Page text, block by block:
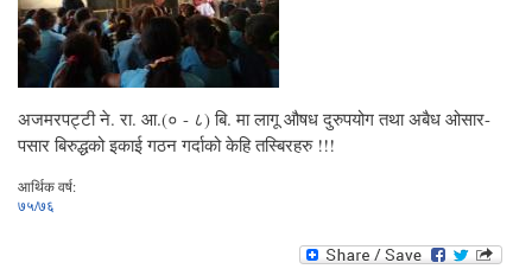
अजमरपट्टी ने. रा. आ.(० - ८) बि. मा लागू औषध दुरुपयोग तथा अबैध ओसार-
पसार बिरुद्धको इकाई गठन गर्दाको केहि तस्बिरहरु !!!
आर्थिक वर्ष:
७५/७६